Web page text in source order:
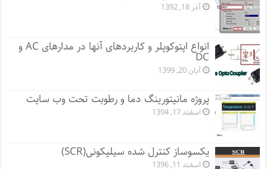
آذر 18, 1392
انواع اپتوکوپلر و کاربردهای آنها در مدارهای AC و
DC
آبان 20, 1399
پروژه مانيتورينگ دما و رطوبت تحت وب سایت
اسفند 17, 1394
یکسوساز کنترل شده سیلیکونی(SCR)
اسفند 11, 1396